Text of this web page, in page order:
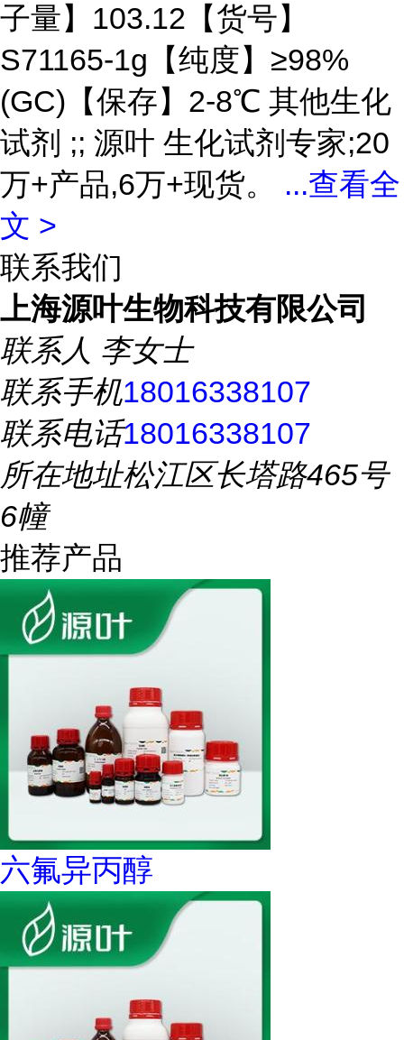
子量】103.12【货号】
S71165-1g【纯度】≥98%
(GC)【保存】2-8℃ 其他生化
试剂 ;; 源叶 生化试剂专家;20
万+产品,6万+现货。 ...查看全
文 >
联系我们
上海源叶生物科技有限公司
联系人 李女士
联系手机18016338107
联系电话18016338107
所在地址松江区长塔路465号
6幢
推荐产品
六氟异丙醇